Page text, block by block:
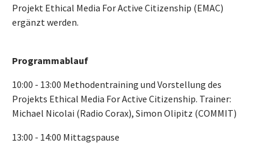
Projekt Ethical Media For Active Citizenship (EMAC)
ergänzt werden.
Programmablauf
10:00 - 13:00 Methodentraining und Vorstellung des
Projekts Ethical Media For Active Citizenship. Trainer:
Michael Nicolai (Radio Corax), Simon Olipitz (COMMIT)
13:00 - 14:00 Mittagspause